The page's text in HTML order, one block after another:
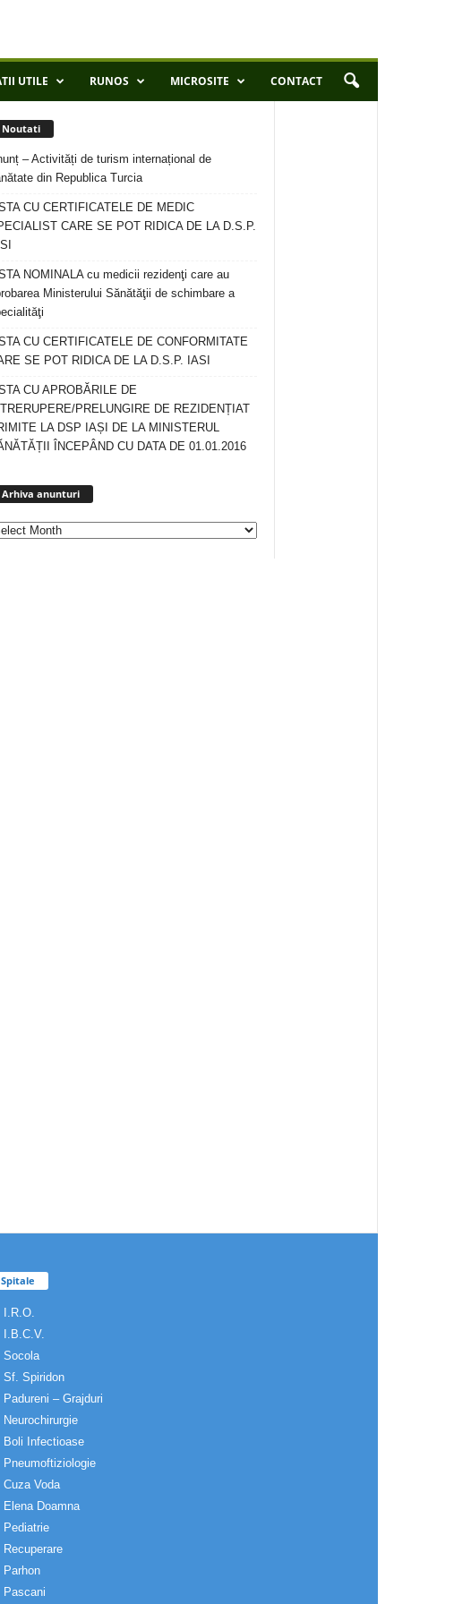
UTILE RUNOS MICROSITE CONTACT
Noutati
– Activități de turism internațional de
din Republica Turcia
CU CERTIFICATELE DE MEDIC
CARE SE POT RIDICA DE LA D.S.P.
NOMINALA cu medicii rezidenţi care au
Ministerului Sănătăţii de schimbare a
CU CERTIFICATELE DE CONFORMITATE
SE POT RIDICA DE LA D.S.P. IASI
CU APROBĂRILE DE
PRELUNGIRE DE REZIDENȚIAT
LA DSP IAȘI DE LA MINISTERUL
ÎNCEPÂND CU DATA DE 01.01.2016
Arhiva anunturi
Spitale
I.R.O.
I.B.C.V.
Socola
Sf. Spiridon
Padureni – Grajduri
Neurochirurgie
Boli Infectioase
Pneumoftiziologie
Cuza Voda
Elena Doamna
Pediatrie
Recuperare
Parhon
Pascani